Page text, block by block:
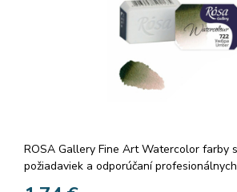
ROSA Gallery Fine Art Watercolor farby
požiadaviek a odporúčaní
Akvarelové farby sú vyrábané z